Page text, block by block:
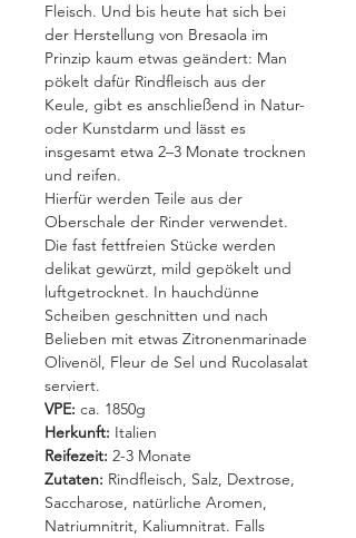
Fleisch. Und bis heute hat sich bei
der Herstellung von Bresaola im
Prinzip kaum etwas geändert: Man
pökelt dafür Rindfleisch aus der
Keule, gibt es anschließend in Natur-
oder Kunstdarm und lässt es
insgesamt etwa 2–3 Monate trocknen
und reifen.
Hierfür werden Teile aus der
Oberschale der Rinder verwendet.
Die fast fettfreien Stücke werden
delikat gewürzt, mild gepökelt und
luftgetrocknet. In hauchdünne
Scheiben geschnitten und nach
Belieben mit etwas Zitronenmarinade
Olivenöl, Fleur de Sel und Rucolasalat
serviert.
VPE: ca. 1850g
Herkunft: Italien
Reifezeit: 2-3 Monate
Zutaten: Rindfleisch, Salz, Dextrose,
Saccharose, natürliche Aromen,
Natriumnitrit, Kaliumnitrat. Falls